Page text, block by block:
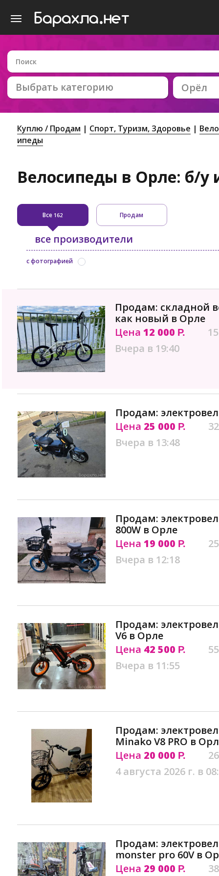
Выбрать категорию Орёл
Куплю / Продам Спорт, Tуризм, Здоровье
ипеды
Велосипеды в Орле: б/у
Все 162 Продам
все производители
с фотографией
Продам: складной
как новый в Орле
Цена 12 000 Р.
Вчера в 19:40
Продам:
Цена 25 000 Р.
Вчера в 13:48
Продам:
800W в Орле
Цена 19 000 Р.
Вчера в 12:18
Продам:
V6 в Орле
Цена 42 500 Р.
Вчера в 11:55
Продам:
Minako V8 PRO в
Цена 20 000 Р.
4 августа 2026 г. в
Продам:
monster pro 60V в
Цена 29 000 Р.